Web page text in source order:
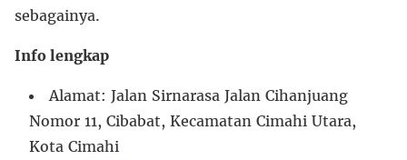
sebagainya.
Info lengkap
Alamat: Jalan Sirnarasa Jalan Cihanjuang
Nomor 11, Cibabat, Kecamatan Cimahi Utara,
Kota Cimahi